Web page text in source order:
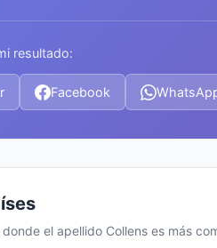
resultado:
Facebook
el apellido Collens es más